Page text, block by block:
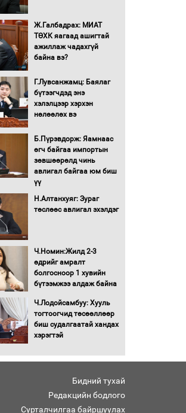
Засгийн газрын ээлжит
хуралдаан болж байна
Автомашинд улсын
дугаарын тэгш,
сондгойгоор шатахуун
Бага орлоготой
иргэдийн орлогод
татвар ногдуулахгүй
байх эрх зүйн орчныг
Хөшөө бүтсэн түүхийг
Хөвсгөл нуурын лусыг
тахих төрийн тахилгын
ёслол боллоо
“Хар жагсаалт”-ын
асуудлыг цэгцлэх
чиглэлээр
Монголбанкны
хугацаатай үүрэг өглөө
олимпиадын хүрээнд
гарсан зардлыг
шийдвэрлэж өгөхөөр
Ж.Галбадрах: МИАТ
ТӨХК яагаад ашигтай
ажиллаж чадахгүй
байна вэ?
Г.Лувсанжамц: Баялаг
бүтээгчдэд энэ
хэлэлцээр хэрхэн
нөлөөлөх вэ
Б.Пүрэвдорж: Яамнаас
өгч байгаа импортын
зөвшөөрөлд чинь
авлигал байгаа юм биш
үү
Н.Алтанхуяг: Зураг
төслөөс авлигал эхэлдэг
Ч.Номин:Жилд 2-3
өдрийг амралт
болгосноор 1 хувийн
бүтээмжээ алдаж байна
Ч.Лодойсамбуу: Хууль
тогтоогчид төсөөллөөр
биш судалгаатай хандах
хэрэгтэй
Бидний тухай
Редакцийн бодлого
Сурталчилгаа байршуулах